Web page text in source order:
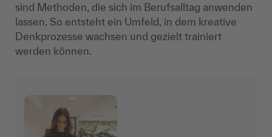
sind Methoden, die sich im Berufsalltag anwenden
lassen. So entsteht ein Umfeld, in dem kreative
Denkprozesse wachsen und gezielt trainiert
werden können.